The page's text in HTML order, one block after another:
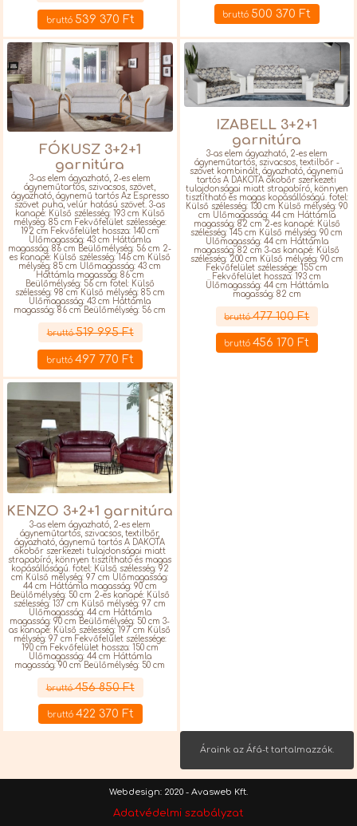
bruttó 539 370 Ft bruttó 500 370 Ft
FÓKUSZ 3+2+1
garnitúra
3-as elem ágyazható, 2-es elem
ágyneműtartós, szivacsos, szövet,
ágyazható, ágynemű tartós Az Espresso
szövet puha, velúr hatású szövet. 3-as
kanapé: Külső szélesség: 193 cm Külső
mélység: 85 cm Fekvőfelület szélessége:
192 cm Fekvőfelület hossza: 140 cm
Ülőmagasság: 43 cm Háttámla
magasság: 86 cm Beülőmélység: 56 cm 2-
es kanapé: Külső szélesség: 146 cm Külső
mélység: 85 cm Ülőmagasság: 43 cm
Háttámla magasság: 86 cm
Beülőmélység: 56 cm fotel: Külső
szélesség: 98 cm Külső mélység: 85 cm
Ülőmagasság: 43 cm Háttámla
magasság: 86 cm Beülőmélység: 56 cm
Részletek
bruttó519 995 Ft
bruttó497 770 Ft
IZABELL 3+2+1
garnitúra
3-as elem ágyazható, 2-es elem
ágyneműtartós, szivacsos, textilbőr -
szövet kombinált, ágyazható, ágynemű
tartós A DAKOTA ökobőr szerkezeti
tulajdonságai miatt strapabíró, könnyen
tisztítható és magas kopásállóságú. fotel:
Külső szélesség: 130 cm Külső mélység: 90
cm Ülőmagasság: 44 cm Háttámla
magasság: 82 cm 2-es kanapé: Külső
szélesség: 145 cm Külső mélység: 90 cm
Ülőmagasság: 44 cm Háttámla
magasság: 82 cm 3-as kanapé: Külső
szélesség: 200 cm Külső mélység: 90 cm
Fekvőfelület szélessége: 155 cm
Fekvőfelület hossza: 193 cm
Ülőmagasság: 44 cm Háttámla
magasság: 82 cm
Részletek
bruttó477 100 Ft
bruttó456 170 Ft
KENZO 3+2+1 garnitúra
3-as elem ágyazható, 2-es elem
ágyneműtartós, szivacsos, textilbőr,
ágyazható, ágynemű tartós A DAKOTA
ökobőr szerkezeti tulajdonságai miatt
strapabíró, könnyen tisztítható és magas
kopásállóságú. fotel: Külső szélesség: 92
cm Külső mélység: 97 cm Ülőmagasság:
44 cm Háttámla magasság: 90 cm
Beülőmélység: 50 cm 2-es kanapé: Külső
szélesség: 137 cm Külső mélység: 97 cm
Ülőmagasság: 44 cm Háttámla
magasság: 90 cm Beülőmélység: 50 cm 3-
as kanapé: Külső szélesség: 197 cm Külső
mélység: 97 cm Fekvőfelület szélessége:
190 cm Fekvőfelület hossza: 150 cm
Ülőmagasság: 44 cm Háttámla
magasság: 90 cm Beülőmélység: 50 cm
Részletek
bruttó456 850 Ft
bruttó 422 370 Ft
Áraink az Áfá-t tartalmazzák.
Webdesign: 2020 - Avasweb Kft.
Adatvédelmi szabályzat